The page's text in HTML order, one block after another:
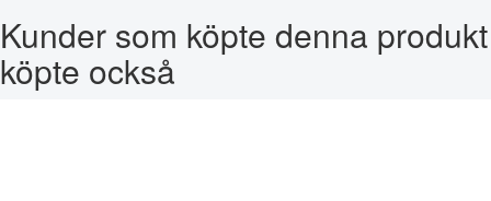
Kunder som köpte denna produkt
köpte också